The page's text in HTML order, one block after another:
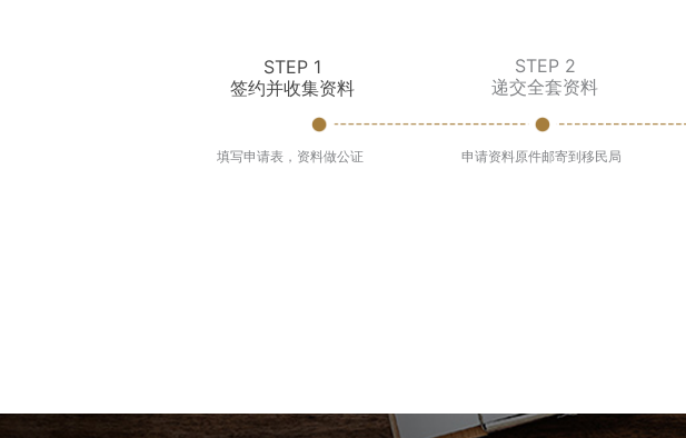
STEP 1
签约并收集资料
STEP 2
递交全套资料
填写申请表，资料做公证 申请资料原件邮寄到移民局